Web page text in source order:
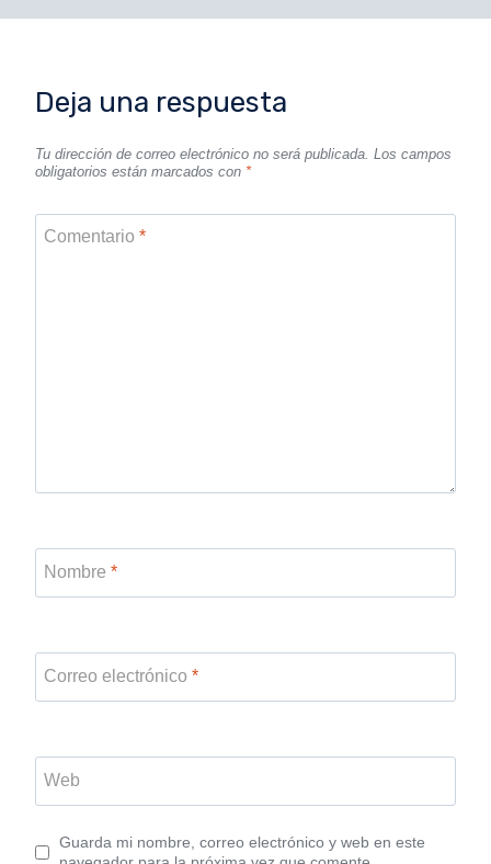
Deja una respuesta
Tu dirección de correo electrónico no será publicada. Los campos
obligatorios están marcados con *
Comentario *
Nombre *
Correo electrónico *
Web
Guarda mi nombre, correo electrónico y web en este